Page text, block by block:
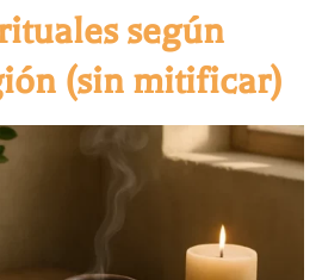
según
(sin mitificar)